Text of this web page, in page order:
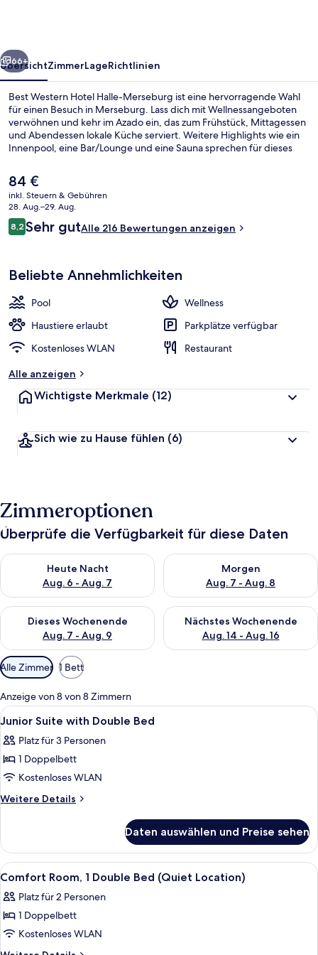
Weiter
66+
ÜbersichtZimmerLageRichtlinien
Best Western Hotel Halle-Merseburg ist eine hervorragende Wahl
für einen Besuch in Merseburg. Lass dich mit Wellnessangeboten
verwöhnen und kehr im Azado ein, das zum Frühstück, Mittagessen
und Abendessen lokale Küche serviert. Weitere Highlights wie ein
Innenpool, eine Bar/Lounge und eine Sauna sprechen für dieses
Der
aktuelle
Preis
beträgt
84 €.
84 €
inkl. Steuern & Gebühren
28. Aug.–29. Aug.
Bewertungen
8,28,2 von 10.
Sehr gutAlle 216 Bewertungen anzeigen
Beliebte Annehmlichkeiten
Pool
Wellness
Haustiere erlaubt
Parkplätze verfügbar
Kostenloses WLAN
Restaurant
Alle anzeigen
Wichtigste Merkmale (12)
Sich wie zu Hause fühlen (6)
Zimmeroptionen
Überprüfe die Verfügbarkeit für diese Daten
Heute Nacht
Aug. 6 - Aug. 7
Überprüfe die Verfügbarkeit für heute Nacht, Aug. 6 - Aug. 7.
Morgen
Aug. 7 - Aug. 8
Überprüfe die Verfügbarkeit
Dieses Wochenende
Aug. 7 - Aug. 9
Überprüfe die Verfügbarkeit für dieses Wochenende, Aug. 7
Nächstes Wochenende
Aug. 14 - Aug. 16
Überprüfe die Verfügbarkeit
Verfügbare
Filter
für
Zimmer
Alle Zimmer 1 Bett
Anzeige von 8 von 8 Zimmern
Alle
Fotos
für
Junior
Suite
with
anzeigen
Ein Hotelzimmer mit einem großen
5
Junior Suite with Double Bed
Platz für 3 Personen
1 Doppelbett
Kostenloses WLAN
Weitere Details
Weitere
Suite
with
Double
Daten auswählen und Preise sehen
Alle
Fotos
für
Comfort
Room,
1
Ein Hotelzimmer mit einem Bett,
4
Comfort Room, 1 Double Bed (Quiet Location)
Platz für 2 Personen
1 Doppelbett
Kostenloses WLAN